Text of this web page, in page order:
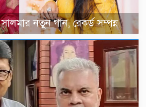
নতুন গান, রেকর্ড সম্পন্ন